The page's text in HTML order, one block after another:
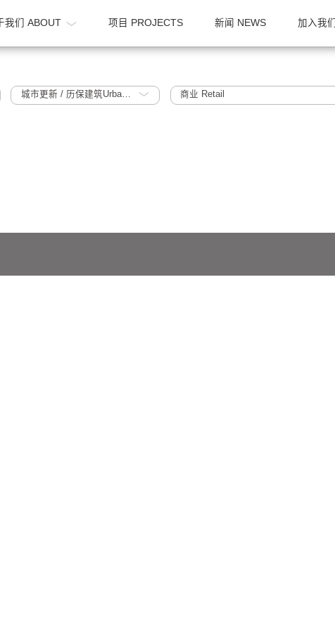
关于我们 ABOUT 项目 PROJECTS 新闻 NEWS
城市更新 / 历保建筑Urban Regeneration / Historic Protection Building 商业 Retail